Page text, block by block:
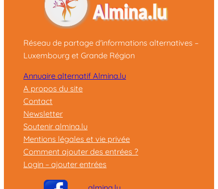
Réseau de partage d'informations alternatives –
Luxembourg et Grande Région
Annuaire alternatif Almina.lu
A propos du site
Contact
Newsletter
Soutenir almina.lu
Mentions légales et vie privée
Comment ajouter des entrées ?
Login – ajouter entrées